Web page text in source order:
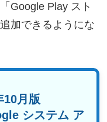
Google Play スト
加できるようにな
10月版
システム ア